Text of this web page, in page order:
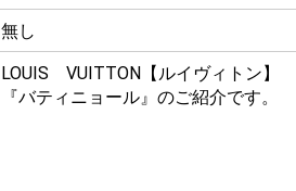
無し
LOUIS VUITTON【ルイヴィトン】
『バティニョール』のご紹介です。